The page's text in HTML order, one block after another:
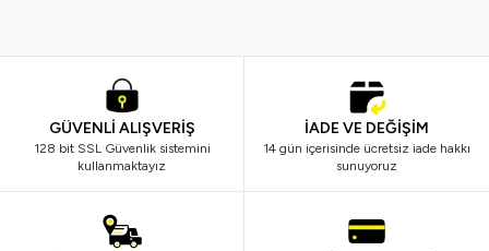
GÜVENLİ ALIŞVERİŞ
128 bit SSL Güvenlik sistemini
kullanmaktayız
İADE VE DEĞİŞİM
14 gün içerisinde ücretsiz iade hakkı
sunuyoruz